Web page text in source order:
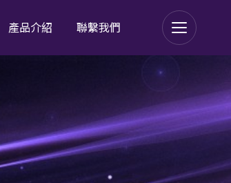
產品介紹 聯繫我們